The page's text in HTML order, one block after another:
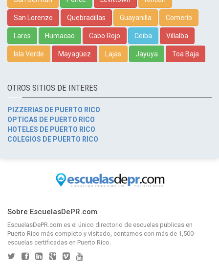
San Lorenzo Quebradillas Guayanilla Comerío
Lares Humacao Cabo Rojo Ceiba Villalba
Isla Verde Mayagüez Lajas Jayuya Toa Baja
OTROS SITIOS DE INTERES
PIZZERIAS DE PUERTO RICO
OPTICAS DE PUERTO RICO
HOTELES DE PUERTO RICO
COLEGIOS DE PUERTO RICO
Sobre EscuelasDePR.com
EscuelasDePR.com es el único directorio de escuelas publicas en
Puerto Rico más completo y visitado, contamos con más de 1,500
escuelas certificadas en Puerto Rico.